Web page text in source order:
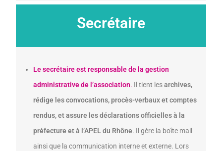
Secrétaire
Le secrétaire est responsable de la gestion
administrative de l’association. Il tient lesarchives,
rédige les convocations, procès-verbaux et comptes
rendus, et assure les déclarations officielles à la
préfecture et à l’APEL du Rhône. Il gère la boîte mail
ainsi que la communication interne et externe. Lors